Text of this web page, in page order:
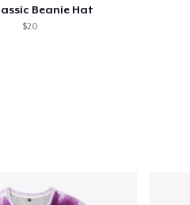
Beanie Hat
$20